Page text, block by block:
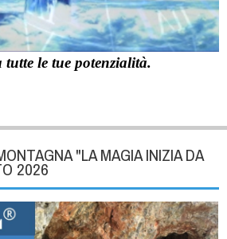
tutte le tue potenzialità.
2026